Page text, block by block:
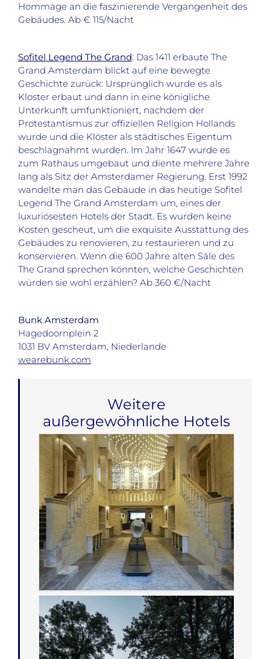
Hommage an die faszinierende Vergangenheit des
Gebäudes. Ab € 115/Nacht
Sofitel Legend The Grand: Das 1411 erbaute The
Grand Amsterdam blickt auf eine bewegte
Geschichte zurück: Ursprünglich wurde es als
Kloster erbaut und dann in eine königliche
Unterkunft umfunktioniert, nachdem der
Protestantismus zur offiziellen Religion Hollands
wurde und die Klöster als städtisches Eigentum
beschlagnahmt wurden. Im Jahr 1647 wurde es
zum Rathaus umgebaut und diente mehrere Jahre
lang als Sitz der Amsterdamer Regierung. Erst 1992
wandelte man das Gebäude in das heutige Sofitel
Legend The Grand Amsterdam um, eines der
luxuriösesten Hotels der Stadt. Es wurden keine
Kosten gescheut, um die exquisite Ausstattung des
Gebäudes zu renovieren, zu restaurieren und zu
konservieren. Wenn die 600 Jahre alten Säle des
The Grand sprechen könnten, welche Geschichten
würden sie wohl erzählen? Ab 360 €/Nacht
Bunk Amsterdam
Hagedoornplein 2
1031 BV Amsterdam, Niederlande
wearebunk.com
Weitere
außergewöhnliche Hotels